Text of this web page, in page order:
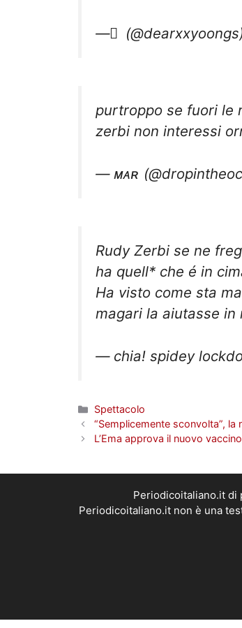
zerbi non interessi
ha quell* che é in
Ha visto come sta
magari la aiutasse
— chia! spidey
L’Ema approva il nuovo